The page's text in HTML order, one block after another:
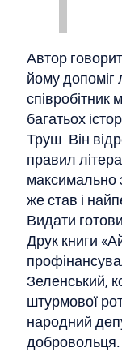
Автор
йому допоміг
співробітник
багатьох
Труш. Він
правил
максимально
же став і
Видати
Друк книги
Зеленський,
штурмової
народний
добровольця.